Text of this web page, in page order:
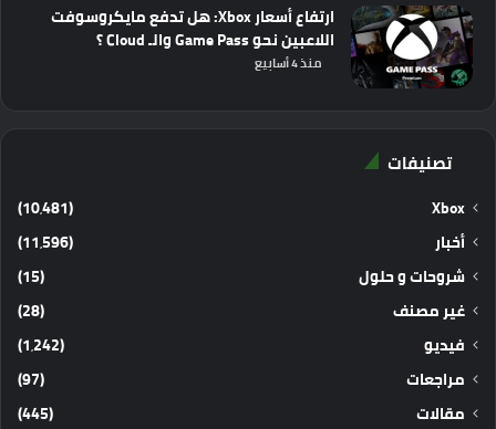
ارتفاع أسعار Xbox: هل تدفع مايكروسوفت
اللاعبين نحو Game Pass والـ Cloud ؟
منذ 4 أسابيع
تصنيفات
Xbox
(10٬481)
أخبار
(11٬596)
شروحات و حلول
(15)
غير مصنف
(28)
فيديو
(1٬242)
مراجعات
(97)
مقالات
(445)